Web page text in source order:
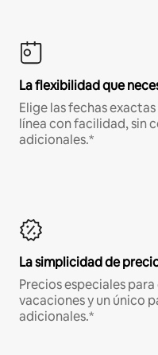
La flexibilidad que
Elige las fechas
línea con facilidad, sin
adicionales.*
La simplicidad de
Precios especiales
vacaciones y un único
adicionales.*